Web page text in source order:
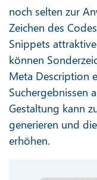
noch selten zur
Zeichen des
Snippets
können
Meta Description
Suchergebnissen
Gestaltung kann
generieren und
erhöhen.